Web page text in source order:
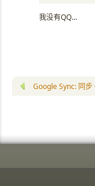
我没有QQ…
Google Sync: 同